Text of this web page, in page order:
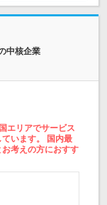
中核企業
エリアでサービス
います。 国内最
考えの方におすす